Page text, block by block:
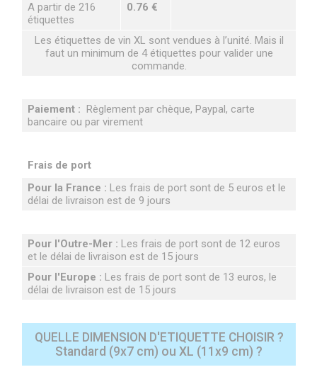
A partir de 216
étiquettes
0.76 €
Les étiquettes de vin XL sont vendues à l’unité. Mais il
faut un minimum de 4 étiquettes pour valider une
commande.
Paiement : Règlement par chèque, Paypal, carte
bancaire ou par virement
Frais de port
Pour la France : Les frais de port sont de 5 euros et le
délai de livraison est de 9 jours
Pour l'Outre-Mer : Les frais de port sont de 12 euros
et le délai de livraison est de 15 jours
Pour l'Europe : Les frais de port sont de 13 euros, le
délai de livraison est de 15 jours
QUELLE DIMENSION D'ETIQUETTE CHOISIR ?
Standard (9x7 cm) ou XL (11x9 cm) ?